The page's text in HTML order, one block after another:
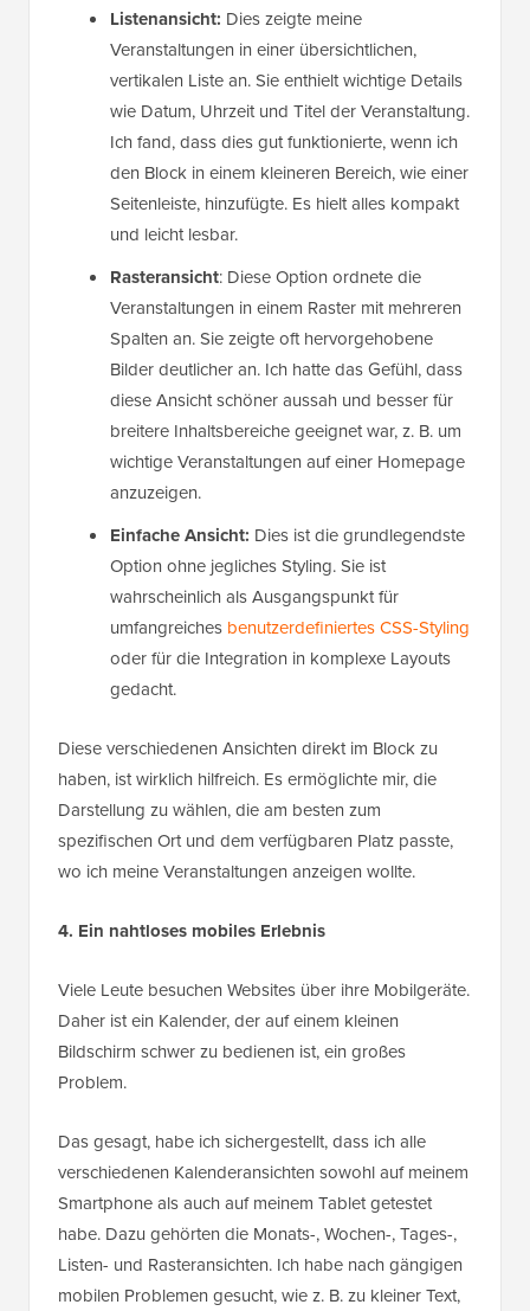
Listenansicht: Dies zeigte meine
Veranstaltungen in einer übersichtlichen,
vertikalen Liste an. Sie enthielt wichtige Details
wie Datum, Uhrzeit und Titel der Veranstaltung.
Ich fand, dass dies gut funktionierte, wenn ich
den Block in einem kleineren Bereich, wie einer
Seitenleiste, hinzufügte. Es hielt alles kompakt
und leicht lesbar.
Rasteransicht: Diese Option ordnete die
Veranstaltungen in einem Raster mit mehreren
Spalten an. Sie zeigte oft hervorgehobene
Bilder deutlicher an. Ich hatte das Gefühl, dass
diese Ansicht schöner aussah und besser für
breitere Inhaltsbereiche geeignet war, z. B. um
wichtige Veranstaltungen auf einer Homepage
anzuzeigen.
Einfache Ansicht: Dies ist die grundlegendste
Option ohne jegliches Styling. Sie ist
wahrscheinlich als Ausgangspunkt für
umfangreiches benutzerdefiniertes CSS-Styling
oder für die Integration in komplexe Layouts
gedacht.
Diese verschiedenen Ansichten direkt im Block zu
haben, ist wirklich hilfreich. Es ermöglichte mir, die
Darstellung zu wählen, die am besten zum
spezifischen Ort und dem verfügbaren Platz passte,
wo ich meine Veranstaltungen anzeigen wollte.
4. Ein nahtloses mobiles Erlebnis
Viele Leute besuchen Websites über ihre Mobilgeräte.
Daher ist ein Kalender, der auf einem kleinen
Bildschirm schwer zu bedienen ist, ein großes
Problem.
Das gesagt, habe ich sichergestellt, dass ich alle
verschiedenen Kalenderansichten sowohl auf meinem
Smartphone als auch auf meinem Tablet getestet
habe. Dazu gehörten die Monats-, Wochen-, Tages-,
Listen- und Rasteransichten. Ich habe nach gängigen
mobilen Problemen gesucht, wie z. B. zu kleiner Text,